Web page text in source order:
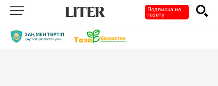
Подписка на
газету